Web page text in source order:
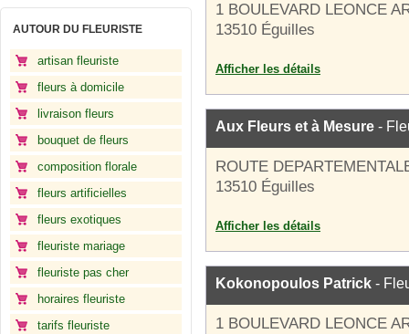
AUTOUR DU FLEURISTE
artisan fleuriste
fleurs à domicile
livraison fleurs
bouquet de fleurs
composition florale
fleurs artificielles
fleurs exotiques
fleuriste mariage
fleuriste pas cher
horaires fleuriste
tarifs fleuriste
1 BOULEVARD LEONCE
13510 Éguilles
Afficher les détails
Aux Fleurs et à Mesure -
ROUTE
13510 Éguilles
Afficher les détails
Kokonopoulos Patrick -
1 BOULEVARD LEONCE